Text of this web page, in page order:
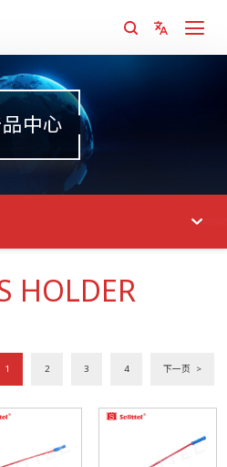
中心
HOLDER
1 2 3 4 下一页 >